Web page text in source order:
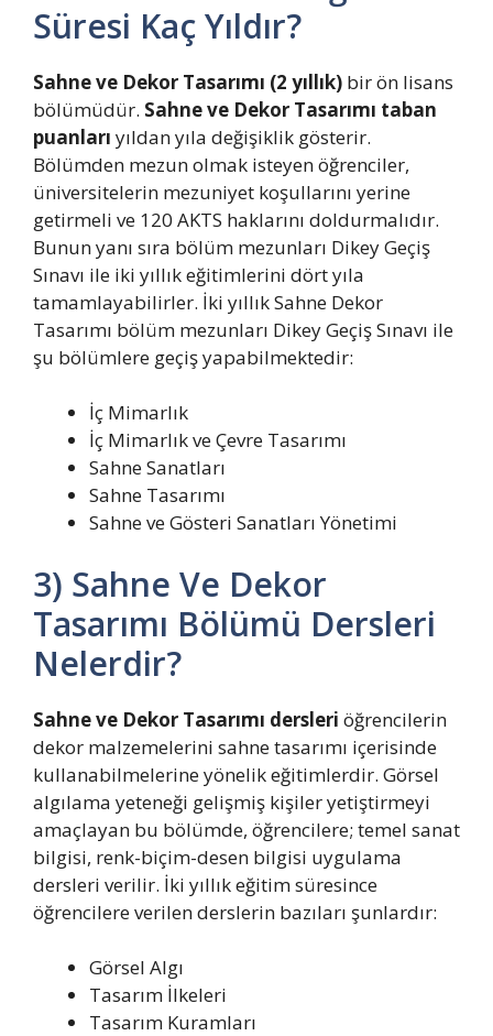
Süresi Kaç Yıldır?
Sahne ve Dekor Tasarımı (2 yıllık) bir ön lisans
bölümüdür. Sahne ve Dekor Tasarımı taban
puanları yıldan yıla değişiklik gösterir.
Bölümden mezun olmak isteyen öğrenciler,
üniversitelerin mezuniyet koşullarını yerine
getirmeli ve 120 AKTS haklarını doldurmalıdır.
Bunun yanı sıra bölüm mezunları Dikey Geçiş
Sınavı ile iki yıllık eğitimlerini dört yıla
tamamlayabilirler. İki yıllık Sahne Dekor
Tasarımı bölüm mezunları Dikey Geçiş Sınavı ile
şu bölümlere geçiş yapabilmektedir:
İç Mimarlık
İç Mimarlık ve Çevre Tasarımı
Sahne Sanatları
Sahne Tasarımı
Sahne ve Gösteri Sanatları Yönetimi
3) Sahne Ve Dekor
Tasarımı Bölümü Dersleri
Nelerdir?
Sahne ve Dekor Tasarımı dersleri öğrencilerin
dekor malzemelerini sahne tasarımı içerisinde
kullanabilmelerine yönelik eğitimlerdir. Görsel
algılama yeteneği gelişmiş kişiler yetiştirmeyi
amaçlayan bu bölümde, öğrencilere; temel sanat
bilgisi, renk-biçim-desen bilgisi uygulama
dersleri verilir. İki yıllık eğitim süresince
öğrencilere verilen derslerin bazıları şunlardır:
Görsel Algı
Tasarım İlkeleri
Tasarım Kuramları